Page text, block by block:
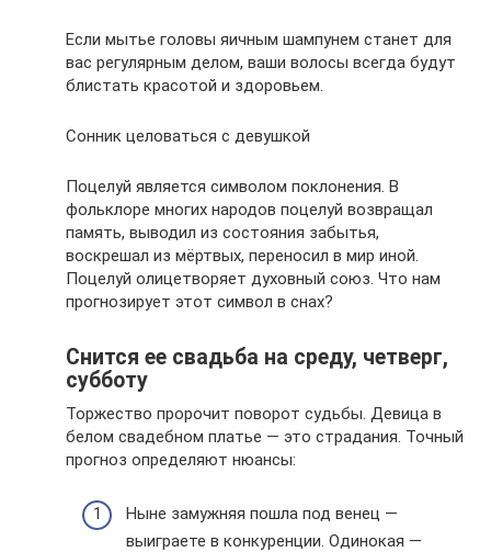
Если мытье головы яичным шампунем станет для
вас регулярным делом, ваши волосы всегда будут
блистать красотой и здоровьем.
Сонник целоваться с девушкой
Поцелуй является символом поклонения. В
фольклоре многих народов поцелуй возвращал
память, выводил из состояния забытья,
воскрешал из мёртвых, переносил в мир иной.
Поцелуй олицетворяет духовный союз. Что нам
прогнозирует этот символ в снах?
Снится ее свадьба на среду, четверг,
субботу
Торжество пророчит поворот судьбы. Девица в
белом свадебном платье — это страдания. Точный
прогноз определяют нюансы:
Ныне замужняя пошла под венец —
выиграете в конкуренции. Одинокая —